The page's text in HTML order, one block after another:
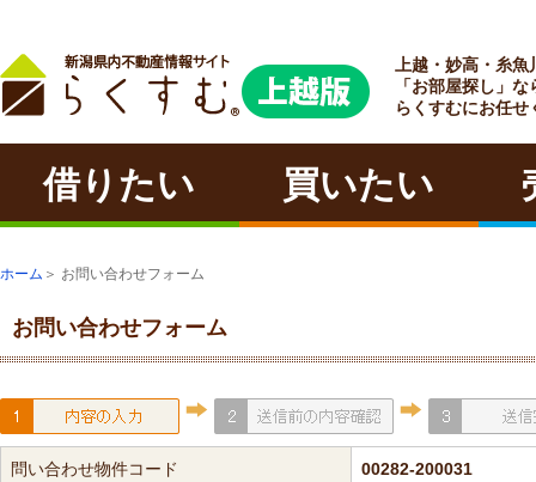
ラクチン
上越・妙高・糸魚
「お部屋探し」な
らくすむにお任せ
借りたい 買いたい
ホーム ＞ お問い合わせフォーム
お問い合わせフォーム
問い合わせ物件コード
00282-200031